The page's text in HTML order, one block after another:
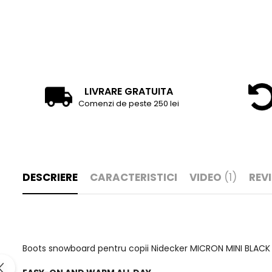
LIVRARE GRATUITA
Comenzi de peste 250 lei
DESCRIERE CARACTERISTICI VIDEO (1)
Boots snowboard pentru copii Nidecker MICRON MINI BLACK